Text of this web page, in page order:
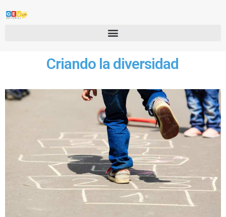
Criando la diversidad